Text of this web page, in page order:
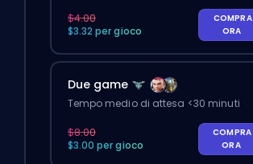
$4.00
$3.32 per gioco
COMPRA
ORA
Due game
Tempo medio di attesa <30 minuti
$8.00
$3.00 per gioco
COMPRA
ORA